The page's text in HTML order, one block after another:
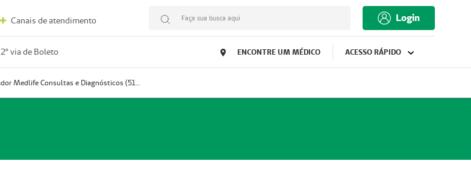
Canais de atendimento Faça sua busca aqui Login
2º via de Boleto ENCONTRE UM MÉDICO ACESSO RÁPIDO
Prestador Medlife Consultas e Diagnósticos (51004334-2)